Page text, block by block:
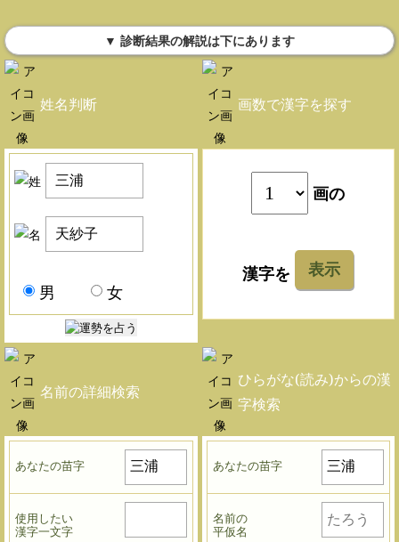
▼ 診断結果の解説は下にあります
姓名判断
男 女
画数で漢字を探す
画の
漢字を 表示
名前の詳細検索
あなたの苗字
使用したい
漢字一文字
ひらがな(読み)からの漢
字検索
あなたの苗字
名前の
平仮名